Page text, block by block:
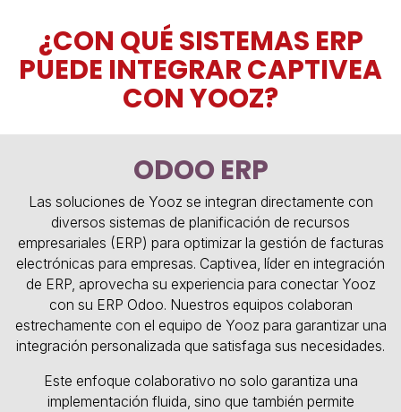
¿CON QUÉ SISTEMAS ERP
PUEDE INTEGRAR CAPTIVEA
CON YOOZ?
ODOO ERP
Las soluciones de Yooz se integran directamente con
diversos sistemas de planificación de recursos
empresariales (ERP) para optimizar la gestión de facturas
electrónicas para empresas. Captivea, líder en integración
de ERP, aprovecha su experiencia para conectar Yooz
con su ERP Odoo. Nuestros equipos colaboran
estrechamente con el equipo de Yooz para garantizar una
integración personalizada que satisfaga sus necesidades.
Este enfoque colaborativo no solo garantiza una
implementación fluida, sino que también permite